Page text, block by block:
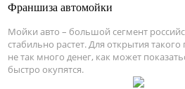
Франшиза автомойки
Мойки авто – большой сегмент
стабильно растет. Для открытия
не так много денег, как может
быстро окупятся.